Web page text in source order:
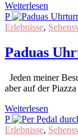
Weiterlesen
P
Erlebnisse,
Paduas
Jeden meiner
aber auf der
Weiterlesen
P
Erlebnisse,